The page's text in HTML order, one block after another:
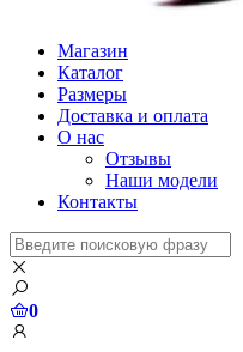
Магазин
Каталог
Размеры
Доставка и оплата
О нас
Отзывы
Наши модели
Контакты
0